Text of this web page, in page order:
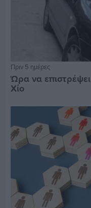
Πριν 5 ημέρες
Ώρα να
Χίο